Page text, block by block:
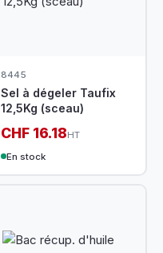
8445
Sel à dégeler Taufix
12,5Kg (sceau)
CHF 16.18HT
En stock